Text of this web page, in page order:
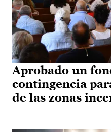
Aprobado un
contingencia
de las zonas